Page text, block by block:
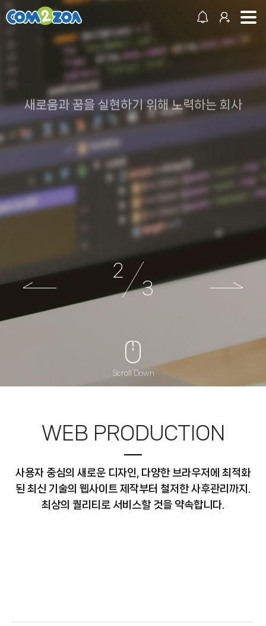
새로움과 꿈을 실현하기 위해 노력하는 회사
DREAM! IDEA!
CREATE!
2
3
Scroll Down
WEB PRODUCTION
사용자 중심의 새로운 디자인, 다양한 브라우저에 최적화
된 최신 기술의 웹사이트 제작부터 철저한 사후관리까지.
최상의 퀄리티로 서비스할 것을 약속합니다.